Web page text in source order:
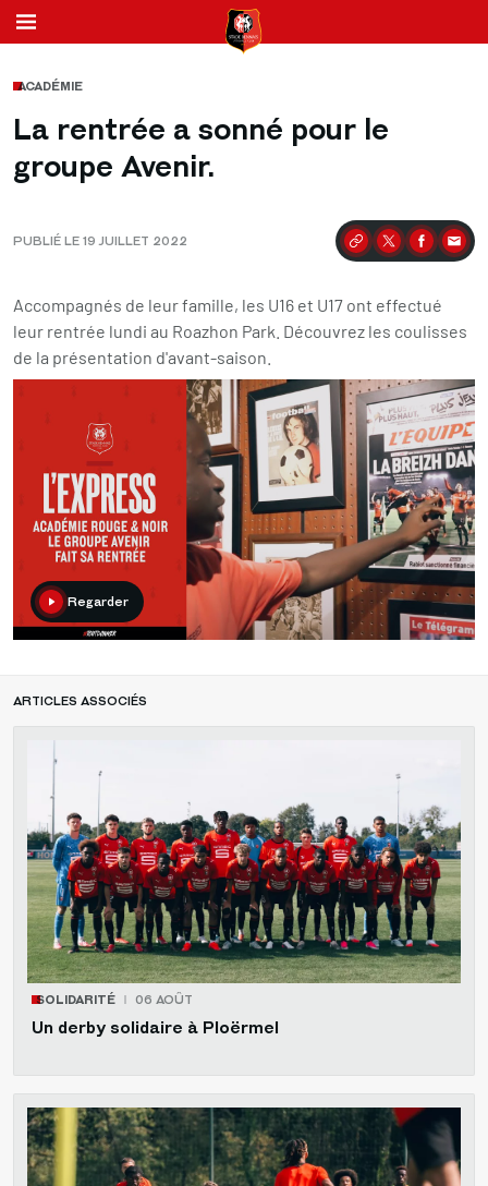
ACADÉMIE
La rentrée a sonné pour le
groupe Avenir.
PUBLIÉ LE 19 JUILLET 2022 Partager
Accompagnés de leur famille, les U16 et U17 ont effectué
leur rentrée lundi au Roazhon Park. Découvrez les coulisses
de la présentation d'avant-saison.
Regarder
ARTICLES ASSOCIÉS
SOLIDARITÉ 06 AOÛT
Un derby solidaire à Ploërmel